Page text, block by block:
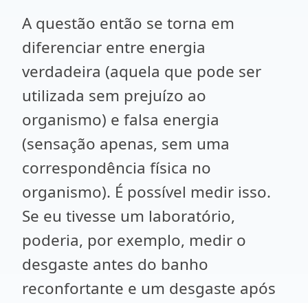
A questão então se torna em
diferenciar entre energia
verdadeira (aquela que pode ser
utilizada sem prejuízo ao
organismo) e falsa energia
(sensação apenas, sem uma
correspondência física no
organismo). É possível medir isso.
Se eu tivesse um laboratório,
poderia, por exemplo, medir o
desgaste antes do banho
reconfortante e um desgaste após